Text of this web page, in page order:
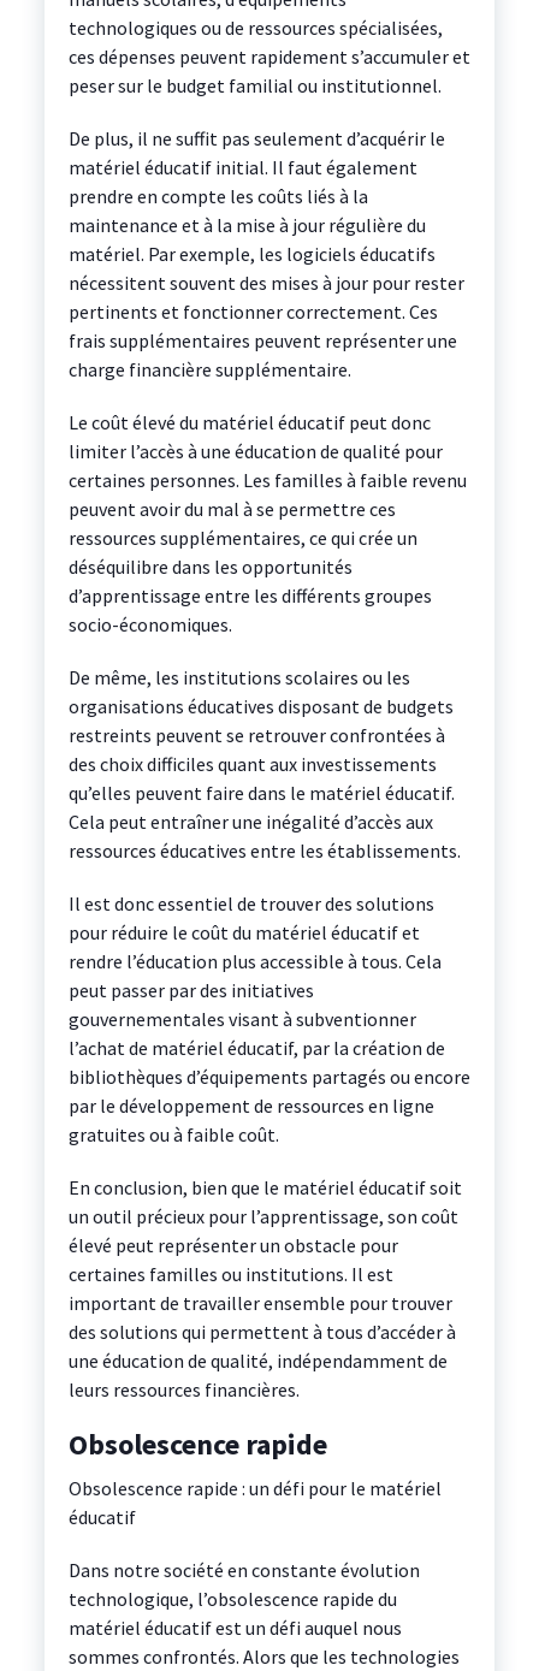
technologiques ou de ressources spécialisées,
ces dépenses peuvent rapidement s’accumuler et
peser sur le budget familial ou institutionnel.
De plus, il ne suffit pas seulement d’acquérir le
matériel éducatif initial. Il faut également
prendre en compte les coûts liés à la
maintenance et à la mise à jour régulière du
matériel. Par exemple, les logiciels éducatifs
nécessitent souvent des mises à jour pour rester
pertinents et fonctionner correctement. Ces
frais supplémentaires peuvent représenter une
charge financière supplémentaire.
Le coût élevé du matériel éducatif peut donc
limiter l’accès à une éducation de qualité pour
certaines personnes. Les familles à faible revenu
peuvent avoir du mal à se permettre ces
ressources supplémentaires, ce qui crée un
déséquilibre dans les opportunités
d’apprentissage entre les différents groupes
socio-économiques.
De même, les institutions scolaires ou les
organisations éducatives disposant de budgets
restreints peuvent se retrouver confrontées à
des choix difficiles quant aux investissements
qu’elles peuvent faire dans le matériel éducatif.
Cela peut entraîner une inégalité d’accès aux
ressources éducatives entre les établissements.
Il est donc essentiel de trouver des solutions
pour réduire le coût du matériel éducatif et
rendre l’éducation plus accessible à tous. Cela
peut passer par des initiatives
gouvernementales visant à subventionner
l’achat de matériel éducatif, par la création de
bibliothèques d’équipements partagés ou encore
par le développement de ressources en ligne
gratuites ou à faible coût.
En conclusion, bien que le matériel éducatif soit
un outil précieux pour l’apprentissage, son coût
élevé peut représenter un obstacle pour
certaines familles ou institutions. Il est
important de travailler ensemble pour trouver
des solutions qui permettent à tous d’accéder à
une éducation de qualité, indépendamment de
leurs ressources financières.
Obsolescence rapide
Obsolescence rapide : un défi pour le matériel
éducatif
Dans notre société en constante évolution
technologique, l’obsolescence rapide du
matériel éducatif est un défi auquel nous
sommes confrontés. Alors que les technologies